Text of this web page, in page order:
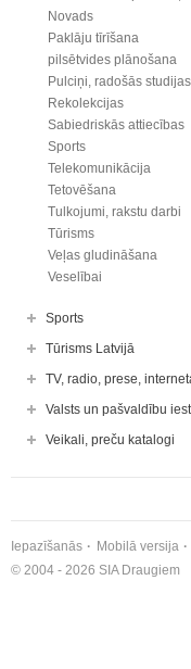
Novads
Paklāju tīrīšana
pilsētvides plānošana
Pulciņi, radošās studijas
Rekolekcijas
Sabiedriskās attiecības
Sports
Telekomunikācija
Tetovēšana
Tulkojumi, rakstu darbi
Tūrisms
Veļas gludināšana
Veselībai
Sports
Tūrisms Latvijā
TV, radio, prese,
Valsts un pašvaldību
Veikali, preču katalogi
Iepazīšanās Mobilā versija
© 2004 - 2026 SIA Draugiem